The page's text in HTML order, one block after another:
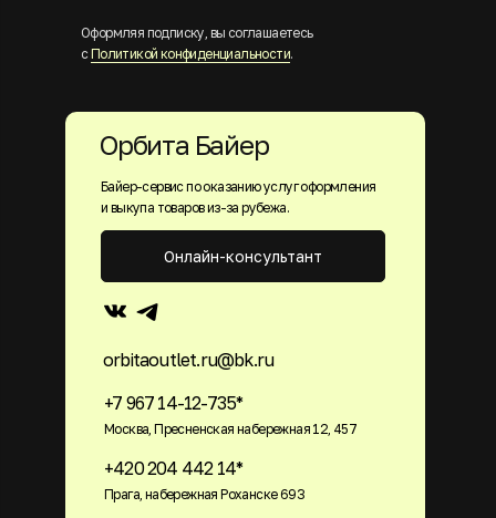
Оформляя подписку, вы соглашаетесь
с Политикой конфиденциальности.
Байер-сервис по оказанию услуг оформления
и выкупа товаров из-за рубежа.
+7 967 14-12-735*
Москва, Пресненская набережная 12, 457
+420 204 442 14*
Прага, набережная Роханске 693
orbitaoutlet.ru@bk.ru
Онлайн-консультант
Орбита Байер